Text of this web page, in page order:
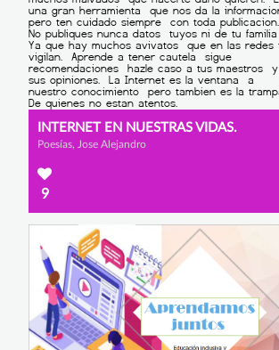
INTERNET EN NUESTRAS VIDAS.
Poesías, Jose Alejandro
9